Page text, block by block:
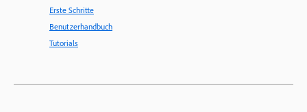
Erste Schritte
Benutzerhandbuch
Tutorials